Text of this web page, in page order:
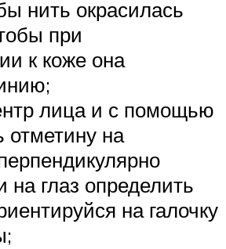
нить окрасилась
при
к коже она
лица и с помощью
отметину на
глаз определить
на галочку